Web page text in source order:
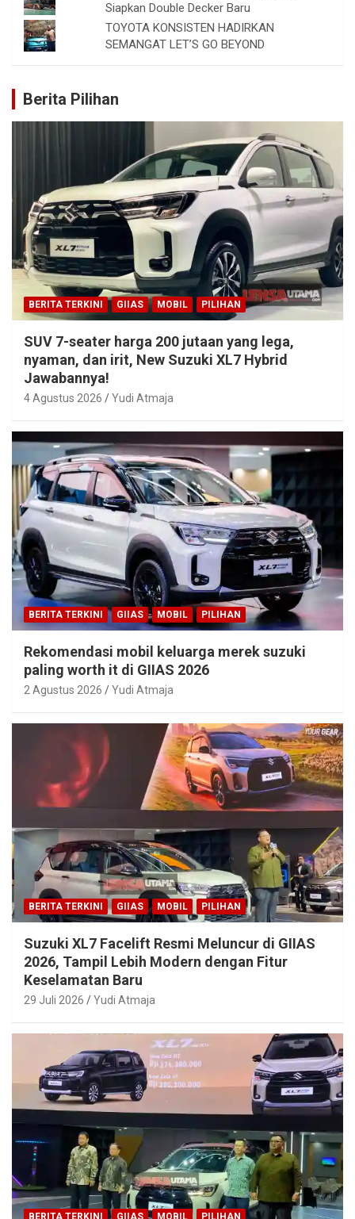
Siapkan Double Decker Baru
TOYOTA KONSISTEN HADIRKAN
SEMANGAT LET’S GO BEYOND
Berita Pilihan
BERITA TERKINI GIIAS MOBIL PILIHAN
SUV 7-seater harga 200 jutaan yang lega,
nyaman, dan irit, New Suzuki XL7 Hybrid
Jawabannya!
4 Agustus 2026 Yudi Atmaja
BERITA TERKINI GIIAS MOBIL PILIHAN
Rekomendasi mobil keluarga merek suzuki
paling worth it di GIIAS 2026
2 Agustus 2026 Yudi Atmaja
BERITA TERKINI GIIAS MOBIL PILIHAN
Suzuki XL7 Facelift Resmi Meluncur di GIIAS
2026, Tampil Lebih Modern dengan Fitur
Keselamatan Baru
29 Juli 2026 Yudi Atmaja
BERITA TERKINI GIIAS MOBIL PILIHAN